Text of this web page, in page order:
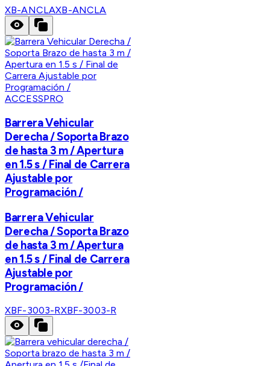
XB-ANCLAXB-ANCLA
ACCESSPRO
Barrera Vehicular
Derecha / Soporta Brazo
de hasta 3 m / Apertura
en 1.5 s / Final de Carrera
Ajustable por
Programación /
Barrera Vehicular
Derecha / Soporta Brazo
de hasta 3 m / Apertura
en 1.5 s / Final de Carrera
Ajustable por
Programación /
XBF-3003-RXBF-3003-R